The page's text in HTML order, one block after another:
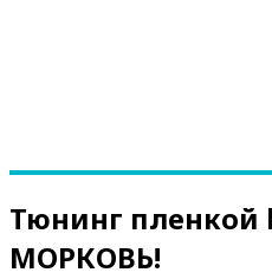
Тюнинг пленкой
МОРКОВЬ!